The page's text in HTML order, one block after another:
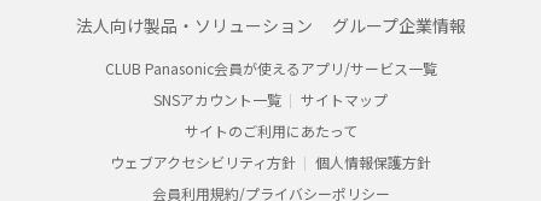
法人向け製品・ソリューション グループ企業情報
CLUB Panasonic会員が使えるアプリ/サービス一覧
SNSアカウント一覧
サイトマップ
サイトのご利用にあたって
ウェブアクセシビリティ方針
個人情報保護方針
会員利用規約/プライバシーポリシー